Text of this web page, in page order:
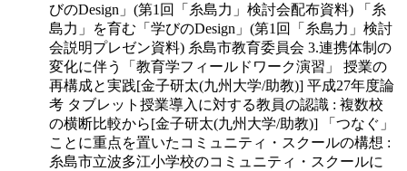
びのDesign」(第1回「糸島力」検討会配布資料) 「糸
島力」を育む「学びのDesign」(第1回「糸島力」検討
会説明プレゼン資料) 糸島市教育委員会 3.連携体制の
変化に伴う「教育学フィールドワーク演習」 授業の
再構成と実践[金子研太(九州大学/助教)] 平成27年度論
考 タブレット授業導入に対する教員の認識 : 複数校
の横断比較から[金子研太(九州大学/助教)] 「つなぐ」
ことに重点を置いたコミュニティ・スクールの構想 :
糸島市立波多江小学校のコミュニティ・スクールに